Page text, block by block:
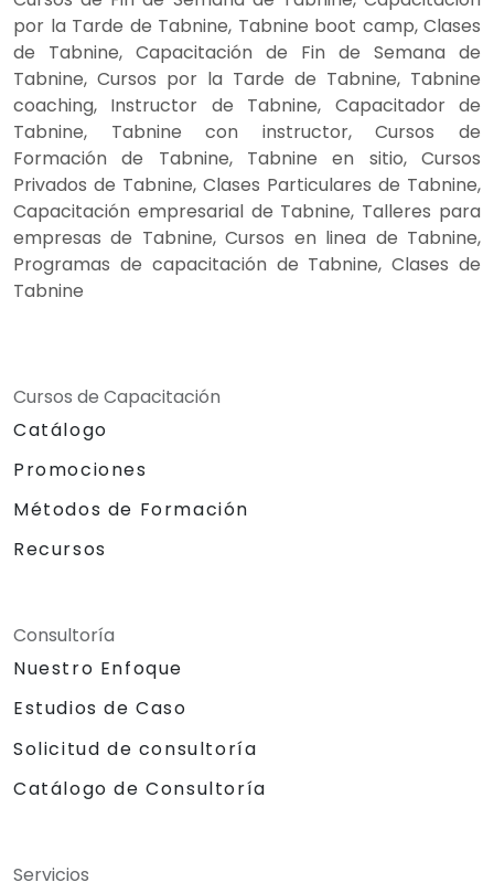
por la Tarde de Tabnine, Tabnine boot camp, Clases
de Tabnine, Capacitación de Fin de Semana de
Tabnine, Cursos por la Tarde de Tabnine, Tabnine
coaching, Instructor de Tabnine, Capacitador de
Tabnine, Tabnine con instructor, Cursos de
Formación de Tabnine, Tabnine en sitio, Cursos
Privados de Tabnine, Clases Particulares de Tabnine,
Capacitación empresarial de Tabnine, Talleres para
empresas de Tabnine, Cursos en linea de Tabnine,
Programas de capacitación de Tabnine, Clases de
Tabnine
Cursos de Capacitación
Catálogo
Promociones
Métodos de Formación
Recursos
Consultoría
Nuestro Enfoque
Estudios de Caso
Solicitud de consultoría
Catálogo de Consultoría
Servicios